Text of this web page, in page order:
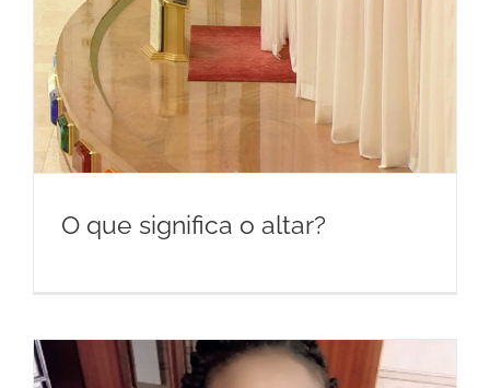
O que significa o altar?